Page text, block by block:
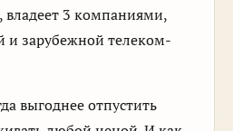
владеет 3 компаниями,
и зарубежной телеком-
выгоднее отпустить